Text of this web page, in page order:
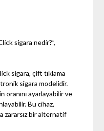
sigara nedir?”,
sigara, çift tıklama
sigara modelidir.
oranını ayarlayabilir ve
Bu cihaz,
zararsız bir alternatif